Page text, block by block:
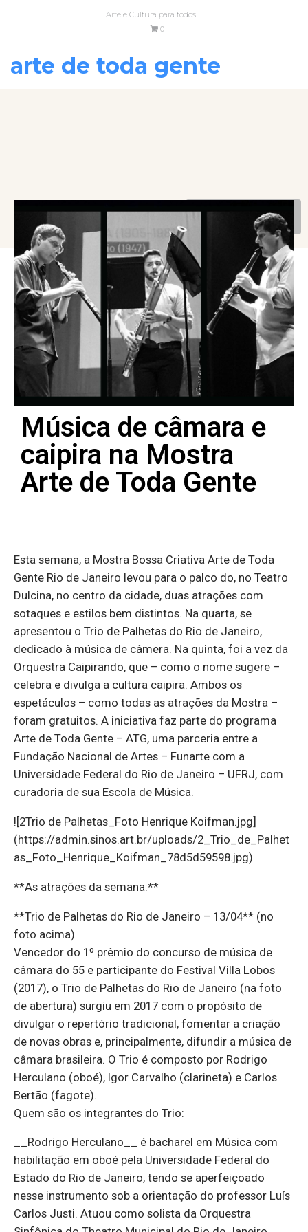
Arte e Cultura para todos
0
arte de toda gente
VOLTAR
Música de câmara e
caipira na Mostra
Arte de Toda Gente
Esta semana, a Mostra Bossa Criativa Arte de Toda
Gente Rio de Janeiro levou para o palco do, no Teatro
Dulcina, no centro da cidade, duas atrações com
sotaques e estilos bem distintos. Na quarta, se
apresentou o Trio de Palhetas do Rio de Janeiro,
dedicado à música de câmera. Na quinta, foi a vez da
Orquestra Caipirando, que – como o nome sugere –
celebra e divulga a cultura caipira. Ambos os
espetáculos – como todas as atrações da Mostra –
foram gratuitos. A iniciativa faz parte do programa
Arte de Toda Gente – ATG, uma parceria entre a
Fundação Nacional de Artes – Funarte com a
Universidade Federal do Rio de Janeiro – UFRJ, com
curadoria de sua Escola de Música.
![2Trio de Palhetas_Foto Henrique Koifman.jpg]
(https://admin.sinos.art.br/uploads/2_Trio_de_Palhet
as_Foto_Henrique_Koifman_78d5d59598.jpg)
**As atrações da semana:**
**Trio de Palhetas do Rio de Janeiro – 13/04** (no
foto acima)
Vencedor do 1º prêmio do concurso de música de
câmara do 55 e participante do Festival Villa Lobos
(2017), o Trio de Palhetas do Rio de Janeiro (na foto
de abertura) surgiu em 2017 com o propósito de
divulgar o repertório tradicional, fomentar a criação
de novas obras e, principalmente, difundir a música de
câmara brasileira. O Trio é composto por Rodrigo
Herculano (oboé), Igor Carvalho (clarineta) e Carlos
Bertão (fagote).
Quem são os integrantes do Trio:
__Rodrigo Herculano__ é bacharel em Música com
habilitação em oboé pela Universidade Federal do
Estado do Rio de Janeiro, tendo se aperfeiçoado
nesse instrumento sob a orientação do professor Luís
Carlos Justi. Atuou como solista da Orquestra